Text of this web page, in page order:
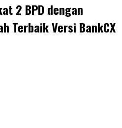
2 BPD dengan
Terbaik Versi BankCX